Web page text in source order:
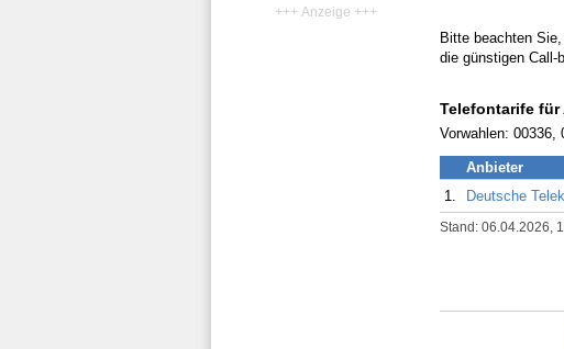
+++ Anzeige +++
Bitte beachten
die günstigen Call-
Telefontarife für
Vorwahlen: 00336,
Anbieter
1.
Deutsche
Stand: 06.04.2026,